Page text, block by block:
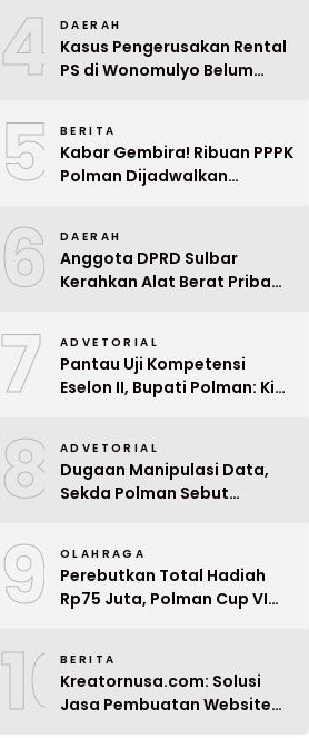
4 DAERAH
Kasus Pengerusakan Rental
PS di Wonomulyo Belum
Pelaku
5 BERITA
Kabar Gembira! Ribuan PPPK
Polman Dijadwalkan
6 DAERAH
Anggota DPRD Sulbar
Kerahkan Alat Berat Pribadi
7 ADVETORIAL
Pantau Uji Kompetensi
Eselon II, Bupati Polman: Kita
8 ADVETORIAL
Dugaan Manipulasi Data,
Sekda Polman Sebut
Ditunda
9 OLAHRAGA
Perebutkan Total Hadiah
Rp75 Juta, Polman Cup VI
10BERITA
Kreatornusa.com: Solusi
Jasa Pembuatan Website